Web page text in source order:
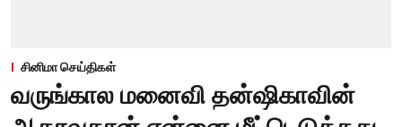
சினிமா செய்திகள்
வருங்கால மனைவி தன்ஷிகாவின்